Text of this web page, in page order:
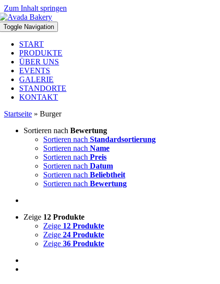
Zum Inhalt springen
Toggle Navigation
START
PRODUKTE
ÜBER UNS
EVENTS
GALERIE
STANDORTE
KONTAKT
Startseite » Burger
Sortieren nach Bewertung
Sortieren nach Standardsortierung
Sortieren nach Name
Sortieren nach Preis
Sortieren nach Datum
Sortieren nach Beliebtheit
Sortieren nach Bewertung
Zeige 12 Produkte
Zeige 12 Produkte
Zeige 24 Produkte
Zeige 36 Produkte